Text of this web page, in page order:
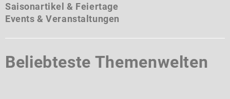
Saisonartikel & Feiertage
Events & Veranstaltungen
Beliebteste Themenwelten